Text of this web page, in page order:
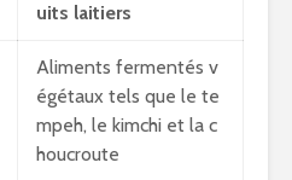
uits laitiers
Aliments fermentés v
égétaux tels que le te
mpeh, le kimchi et la c
houcroute